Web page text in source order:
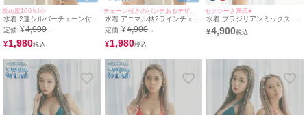
攻め度100％!☆
水着 2連シルバーチェーン付き
レオパードブラジリアンホルタ
ーネックビキニ
定価 ¥4,900→
¥1,980
チェーン付きのパンチあるデザイン☆
水着 アニマル柄2ラインチェー
ンホルターネックビキニ
定価 ¥4,900→
¥1,980
セクシーさ満天♥
水着 ブラジリアンミックスカ
ットビジュー付きホルターネッ
クビキニ
¥4,900